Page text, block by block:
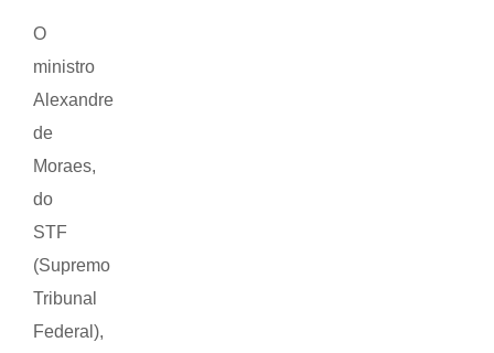
O
ministro
Alexandre
de
Moraes,
do
STF
(Supremo
Tribunal
Federal),